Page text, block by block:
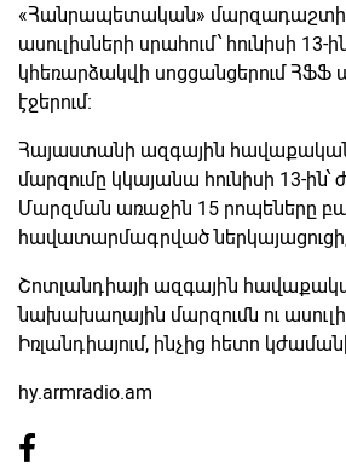
«Հանրապետական» մարզադաշտի
ասուլիսների սրահում՝ հունիսի 13-
կհեռարձակվի սոցցանցերում
էջերում։
Հայաստանի ազգային
մարզումը կկայանա հունիսի 13-ին՝
Մարզման առաջին 15 րոպեները
հավատարմագրված
Շոտլանդիայի ազգային
նախախաղային մարզումն ու
Իռլանդիայում, ինչից հետո
hy.armradio.am